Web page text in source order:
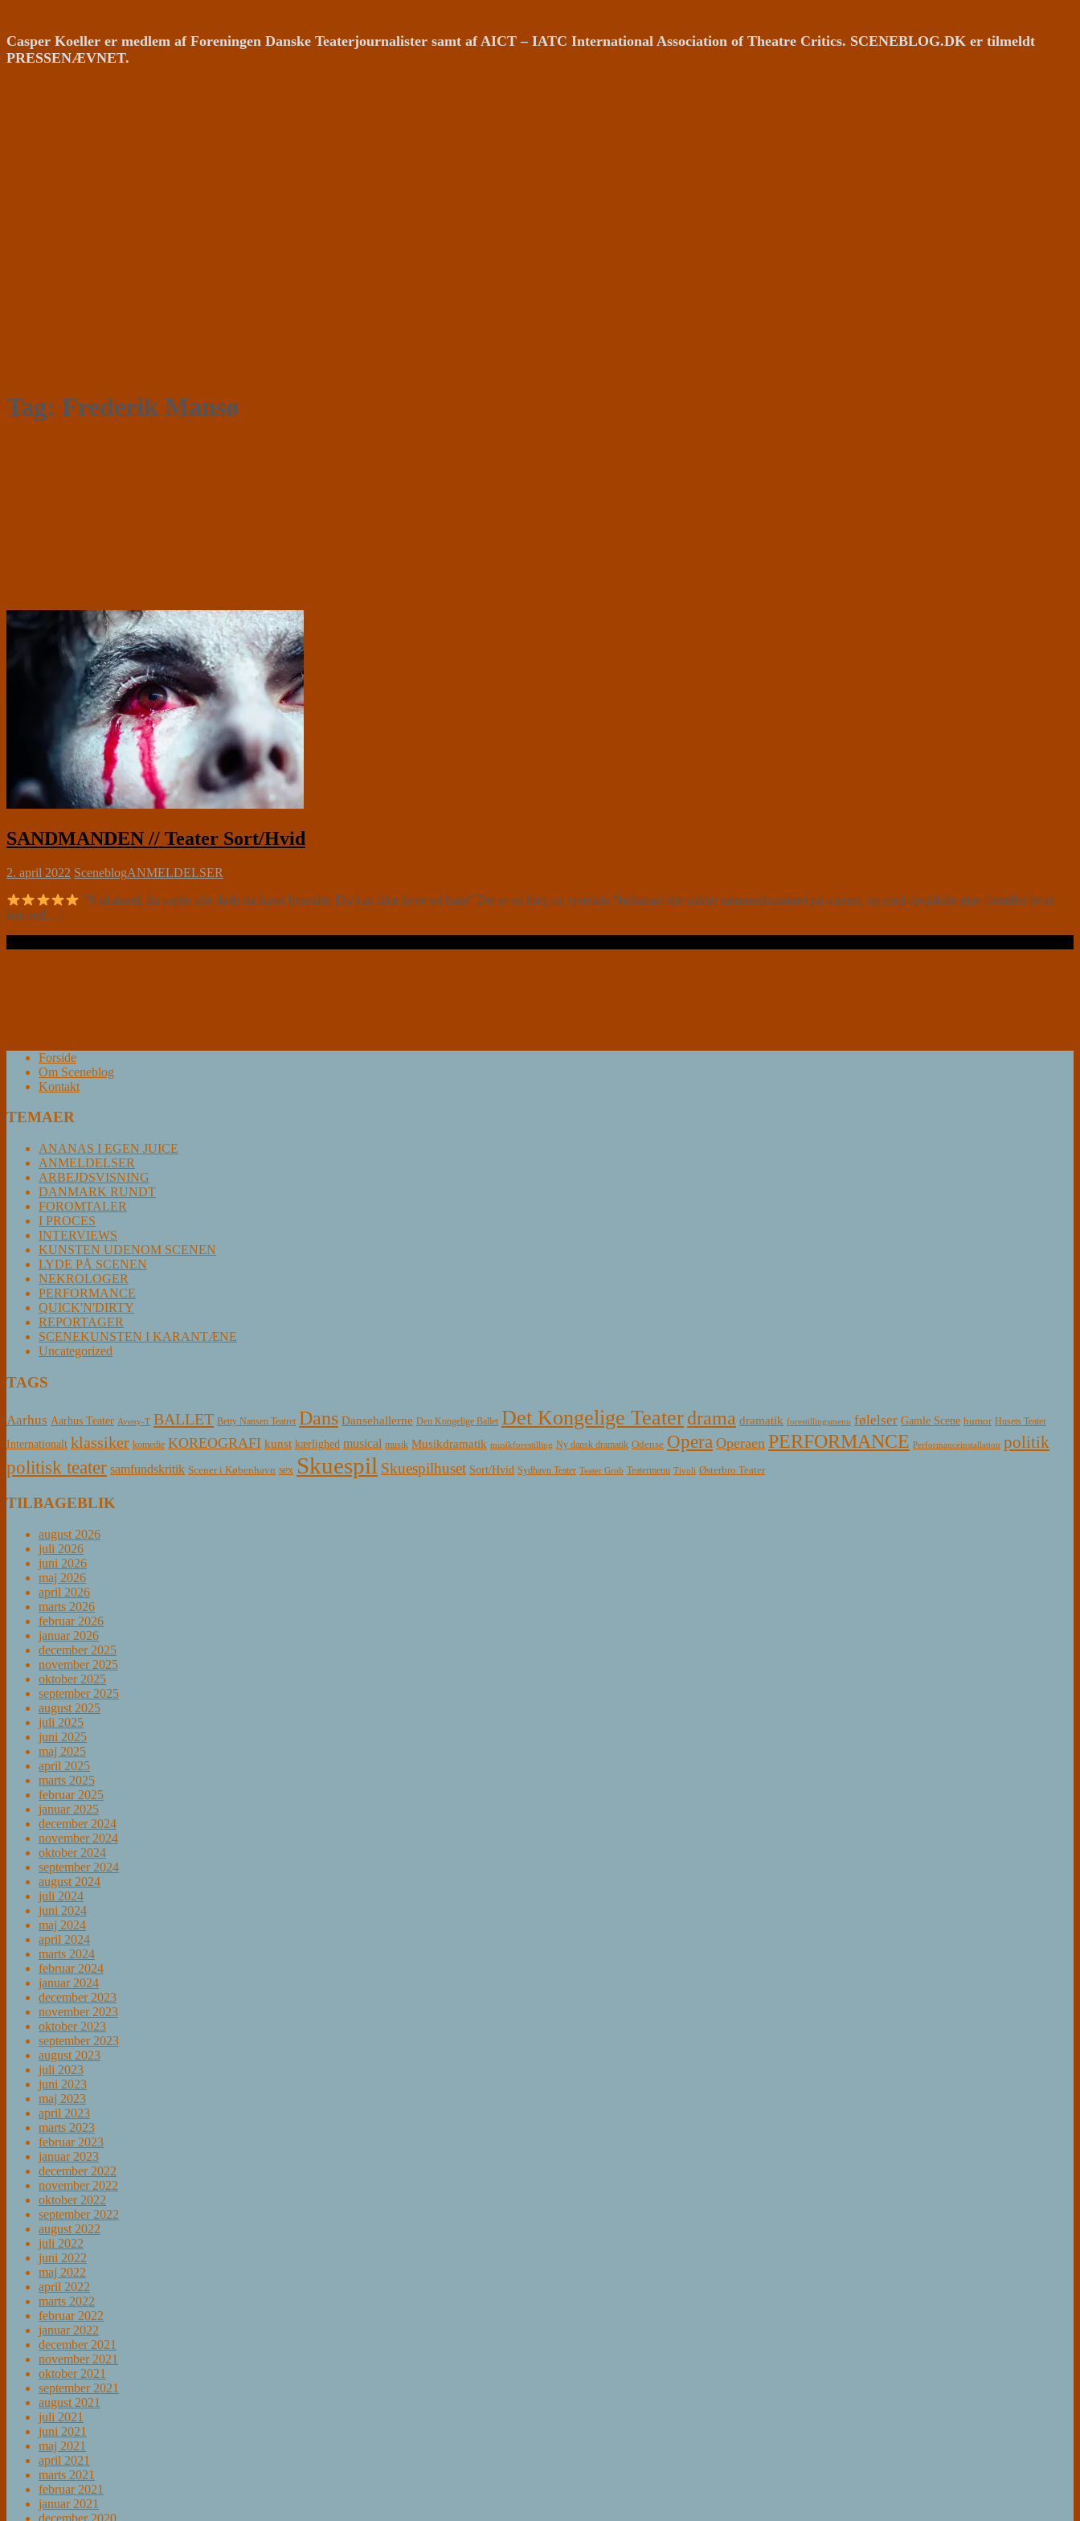
Casper Koeller er medlem af Foreningen Danske Teaterjournalister samt af AICT – IATC International Association of Theatre Critics. SCENEBLOG.DK er tilmeldt
PRESSENÆVNET.
Tag: Frederik Mansø
SANDMANDEN // Teater Sort/Hvid
2. april 2022 SceneblogANMELDELSER
”Nathanael, du sagde alle døde da huset brændte. Du kan ikke have set ham” Det er en bleg og rystende Nathanael der sidder sammenkrummet på scenen, og med opspilede øjne fortæller hvad
han ser[…]
Forside
Om Sceneblog
Kontakt
TEMAER
ANANAS I EGEN JUICE
ANMELDELSER
ARBEJDSVISNING
DANMARK RUNDT
FOROMTALER
I PROCES
INTERVIEWS
KUNSTEN UDENOM SCENEN
LYDE PÅ SCENEN
NEKROLOGER
PERFORMANCE
QUICK'N'DIRTY
REPORTAGER
SCENEKUNSTEN I KARANTÆNE
Uncategorized
TAGS
Aarhus Aarhus Teater Aveny-T BALLET Betty Nansen Teatret Dans Dansehallerne Den Kongelige Ballet Det Kongelige Teaterdrama dramatik forestillingsmenu følelser Gamle Scene humor Husets Teater
Internationalt klassiker komedie KOREOGRAFI kunst kærlighed musical musik Musikdramatik musikforestilling Ny dansk dramatik Odense Opera Operaen PERFORMANCE Performanceinstallation politik
politisk teater samfundskritik Scener i København sex Skuespil Skuespilhuset Sort/Hvid Sydhavn Teater Teater Grob Teatermenu Tivoli Østerbro Teater
TILBAGEBLIK
august 2026
juli 2026
juni 2026
maj 2026
april 2026
marts 2026
februar 2026
januar 2026
december 2025
november 2025
oktober 2025
september 2025
august 2025
juli 2025
juni 2025
maj 2025
april 2025
marts 2025
februar 2025
januar 2025
december 2024
november 2024
oktober 2024
september 2024
august 2024
juli 2024
juni 2024
maj 2024
april 2024
marts 2024
februar 2024
januar 2024
december 2023
november 2023
oktober 2023
september 2023
august 2023
juli 2023
juni 2023
maj 2023
april 2023
marts 2023
februar 2023
januar 2023
december 2022
november 2022
oktober 2022
september 2022
august 2022
juli 2022
juni 2022
maj 2022
april 2022
marts 2022
februar 2022
januar 2022
december 2021
november 2021
oktober 2021
september 2021
august 2021
juli 2021
juni 2021
maj 2021
april 2021
marts 2021
februar 2021
januar 2021
december 2020